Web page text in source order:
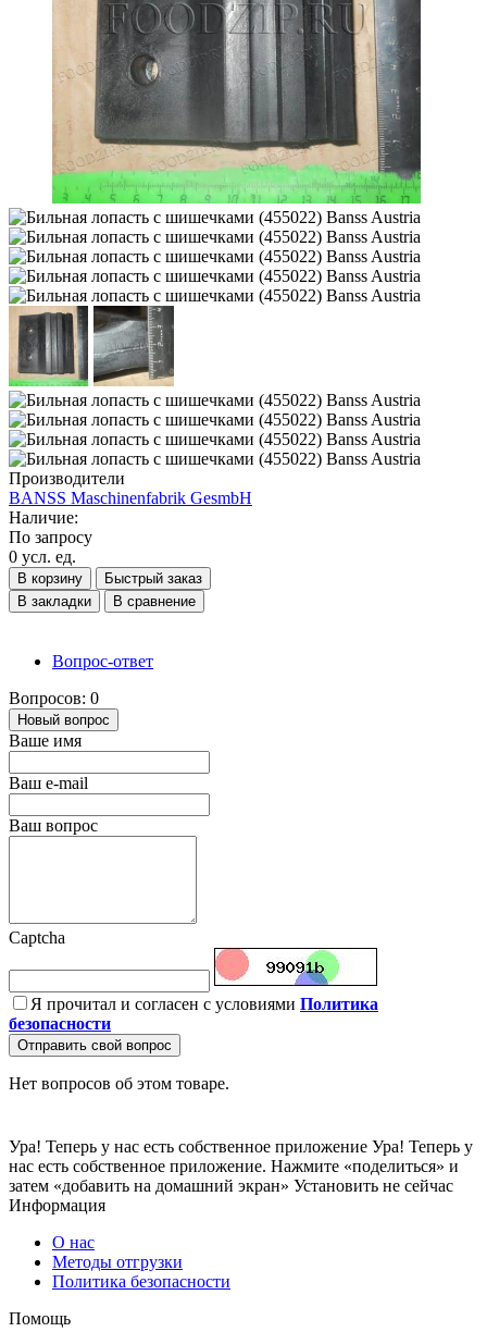
Производители
BANSS Maschinenfabrik GesmbH
Наличие:
По запросу
0 усл. ед.
В корзину
Быстрый заказ
В закладки
В сравнение
Вопрос-ответ
Вопросов: 0
Новый вопрос
Ваше имя
Ваш e-mail
Ваш вопрос
Captcha
Я прочитал и согласен с условиями Политика
безопасности
Отправить свой вопрос
Нет вопросов об этом товаре.
Ура! Теперь у нас есть собственное приложение Ура! Теперь у
нас есть собственное приложение. Нажмите «поделиться» и
затем «добавить на домашний экран» Установить не сейчас
Информация
О нас
Методы отгрузки
Политика безопасности
Помощь